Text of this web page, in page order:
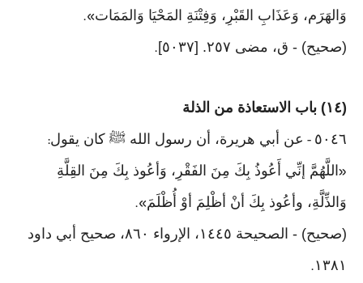
وَالهَرَم، وَعَذَابِ القَبْرِ، وَفِتْنَةِ المَحْيَا وَالمَمَات».
(صحيح) - ق، مضى ٢٥٧. [٥٠٣٧] .
(١٤) باب الاستعاذة من الذلة
٥٠٤٦ - عن أبي هريرة، أن رسول الله ﷺ كان يقول:
« اللَّهُمَّ إنِّي أَعُوذُ بِكَ مِنَ الفَقْرِ، وَأعُوذ بِكَ مِنَ القِلَّةِ
وَالذِّلَّةِ، وأعُوذ بِكَ أنْ أظْلِمَ أوْ أُظْلَمَ».
(صحيح) - الصحيحة ١٤٤٥، الإرواء ٨٦٠، صحيح أبي داود
١٣٨١.